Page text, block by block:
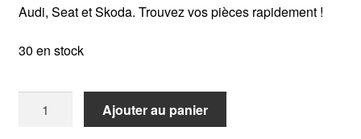
Audi, Seat et Skoda. Trouvez vos pièces rapidement !
30 en stock
Ajouter au panier